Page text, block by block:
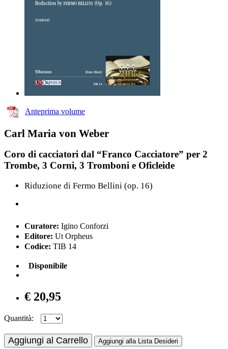
Anteprima volume
Carl Maria von Weber
Coro di cacciatori dal “Franco Cacciatore” per 2
Trombe, 3 Corni, 3 Tromboni e Oficleide
Riduzione di Fermo Bellini (op. 16)
Curatore: Igino Conforzi
Editore: Ut Orpheus
Codice: TIB 14
Disponibile
€ 20,95
Quantità:
Aggiungi al Carrello Aggiungi alla Lista Desideri